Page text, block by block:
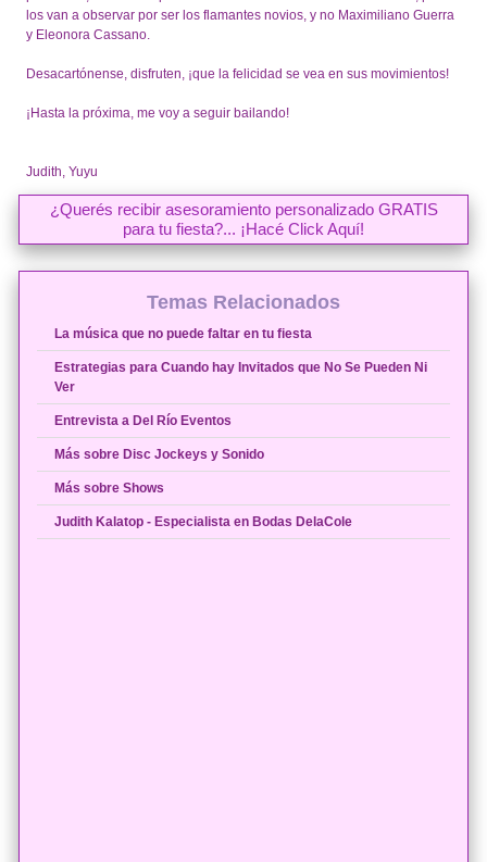
los van a observar por ser los flamantes novios, y no Maximiliano Guerra
y Eleonora Cassano.
Desacartónense, disfruten, ¡que la felicidad se vea en sus movimientos!
¡Hasta la próxima, me voy a seguir bailando!
Judith, Yuyu
¿Querés recibir asesoramiento personalizado GRATIS
para tu fiesta?... ¡Hacé Click Aquí!
Temas Relacionados
La música que no puede faltar en tu fiesta
Estrategias para Cuando hay Invitados que No Se Pueden Ni
Ver
Entrevista a Del Río Eventos
Más sobre Disc Jockeys y Sonido
Más sobre Shows
Judith Kalatop - Especialista en Bodas DelaCole